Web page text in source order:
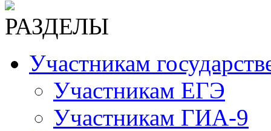
РАЗДЕЛЫ
Участникам
Участникам ЕГЭ
Участникам ГИА-9